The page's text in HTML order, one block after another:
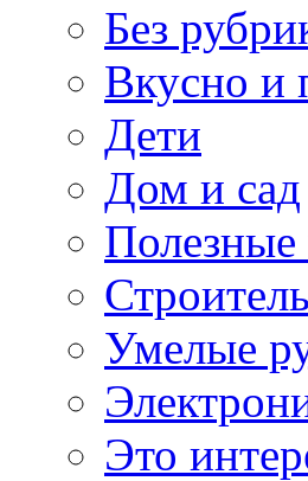
Без
Вкусно и
Дети
Дом и сад
Умелые
Это